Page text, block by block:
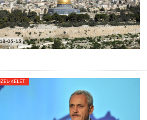
05-15
KELET